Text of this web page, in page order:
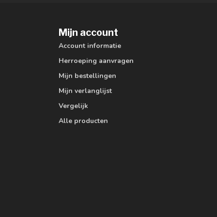
Mijn account
Account informatie
Herroeping aanvragen
Mijn bestellingen
Mijn verlanglijst
Vergelijk
Alle producten